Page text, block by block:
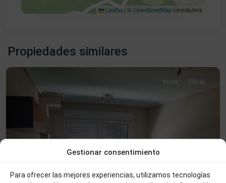
Gestionar consentimiento
Para ofrecer las mejores experiencias, utilizamos tecnologías
Leaflet | ©OpenStreetMapcontributors
Propiedades similares
Centro
Béjar
Venta Oferta